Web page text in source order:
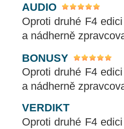
AUDIO
Oproti druhé F4
a nádherně
BONUSY
Oproti druhé F4
a nádherně
VERDIKT
Oproti druhé F4